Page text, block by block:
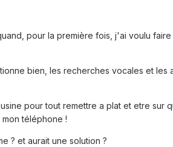
pour la première fois, j'ai voulu
bien, les recherches vocales et
pour tout remettre a plat et etre sur
téléphone !
? et aurait une solution ?